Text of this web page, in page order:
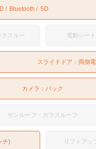
Bluetooth SD
クスルー 電動シート
スライドドア： 両側
カメラ：バック
サンルーフ・ガラスルーフ
チ) リフトアッ